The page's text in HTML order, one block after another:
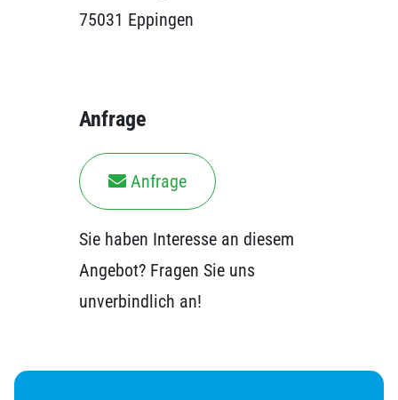
75031 Eppingen
Anfrage
Anfrage
Sie haben Interesse an diesem
Angebot? Fragen Sie uns
unverbindlich an!